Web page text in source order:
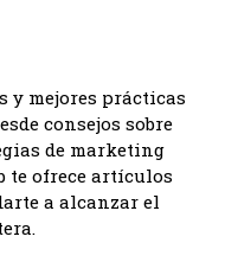
y mejores prácticas
consejos sobre
de marketing
te ofrece artículos
a alcanzar el